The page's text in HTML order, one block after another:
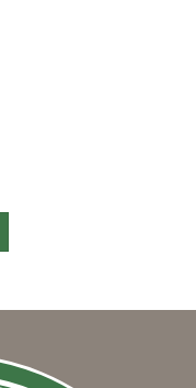
страница
1